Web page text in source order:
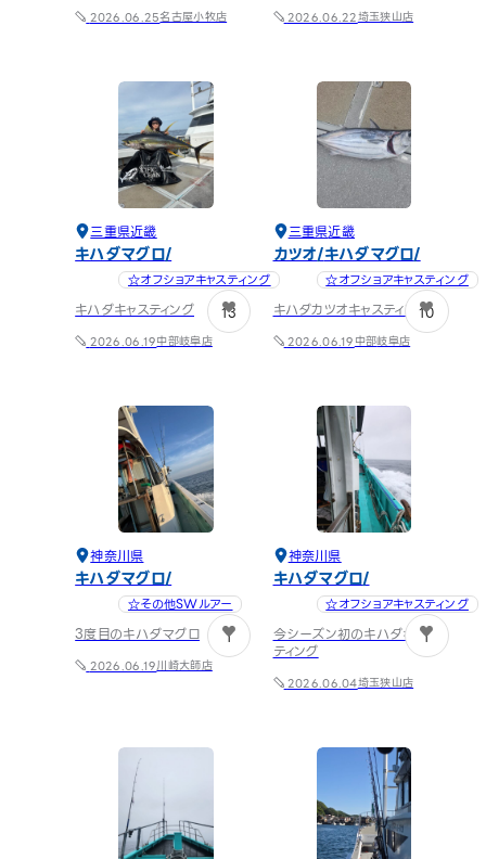
2026.06.25名古屋小牧店 2026.06.22埼玉狭山店
三重県近畿
キハダマグロ
☆オフショアキャスティング
キハダキャスティング
2026.06.19中部岐阜店
13
三重県近畿
カツオ キハダマグロ
☆オフショアキャスティング
キハダカツオキャスティング
2026.06.19中部岐阜店
10
神奈川県
キハダマグロ
☆その他SWルアー
3度目のキハダマグロ
2026.06.19川崎大師店
1
神奈川県
キハダマグロ
☆オフショアキャスティング
今シーズン初のキハダキャス
ティング
2026.06.04埼玉狭山店
1